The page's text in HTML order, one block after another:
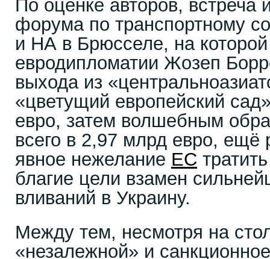
По оценке авторов, встреча
форума по транспортному
и НА в Брюсселе, на
евродипломатии Жозеп
выхода из
«цветущий европейский
евро, затем волшебным
всего в 2,97 млрд евро, ещё
явное нежелание ЕС
благие цели взамен
вливаний в Украину.
Между тем, несмотря на
«незалежной» и